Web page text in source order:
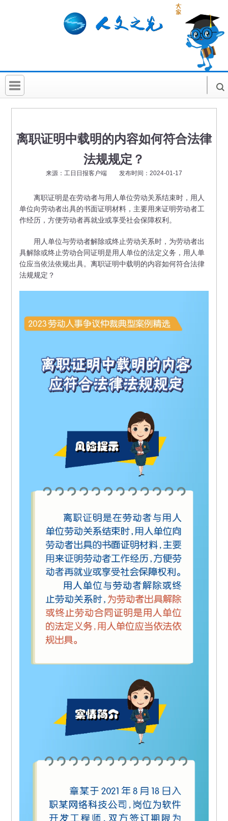
首 页
科普活动
离职证明中载明的内容如何符合法律
法规规定？
来源：工日日报客户端 发布时间：2024-01-17
离职证明是在劳动者与用人单位劳动关系结束时，用人
单位向劳动者出具的书面证明材料，主要用来证明劳动者工
作经历，方便劳动者再就业或享受社会保障权利。
用人单位与劳动者解除或终止劳动关系时，为劳动者出
具解除或终止劳动合同证明是用人单位的法定义务，用人单
位应当依法依规出具。离职证明中载明的内容如何符合法律
法规规定？